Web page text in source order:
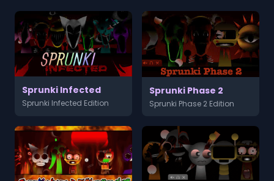
Sprunki Infected
Sprunki Infected Edition
Sprunki Phase 2
Sprunki Phase 2 Edition